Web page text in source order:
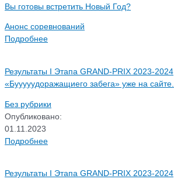
Вы готовы встретить Новый Год?
Анонс соревнований
Подробнее
Результаты I Этапа GRAND-PRIX 2023-2024
«Бууууудоражащиего забега» уже на сайте.
Без рубрики
Опубликовано:
01.11.2023
Подробнее
Результаты I Этапа GRAND-PRIX 2023-2024